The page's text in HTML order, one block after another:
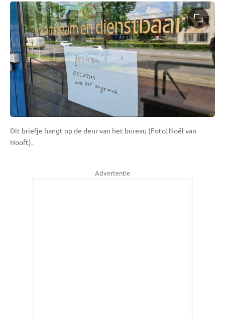
Dit briefje hangt op de deur van het bureau (Foto: Noël van
Hooft).
Advertentie